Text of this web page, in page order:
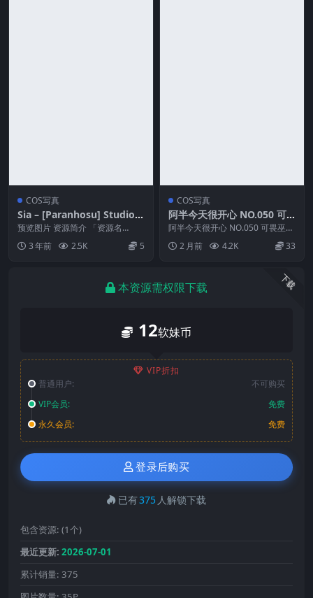
COS写真
Sia – [Paranhosu] Studio+
[48P-209MB]
预览图片 资源简介 「资源名
称」：Sia – [ParanHosu] Studi...
3 年前 2.5K 5
COS写真
阿半今天很开心 NO.050 可
畏巫女
阿半今天很开心 NO.050 可畏巫女
资源简介 「资源名称」：阿半今
天很开心 ...
2 月前 4.2K 33
下载
本资源需权限下载
12软妹币
VIP折扣
普通用户:
不可购买
VIP会员:
免费
永久会员:
免费
登录后购买
已有375 人解锁下载
包含资源: (1个)
最近更新: 2026-07-01
累计销量: 375